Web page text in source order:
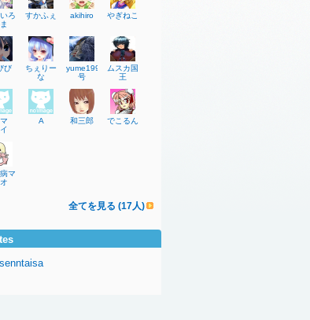
ろ
すかふぇ akihiro やぎねこ
び
ちぇりー
な
yume1992
号
ムスカ国
王
マ
A 和三郎 でこるん
マ
全てを見る (17人)